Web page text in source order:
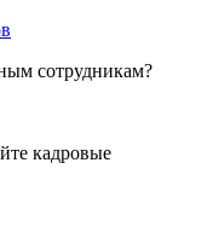
сотрудникам?
кадровые